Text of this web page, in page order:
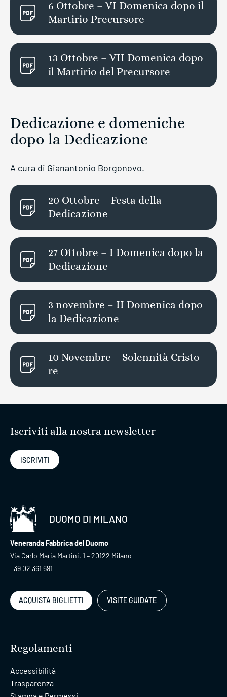
6 Ottobre – VI Domenica dopo il
Martirio Precursore
13 Ottobre – VII Domenica dopo
il Martirio del Precursore
Dedicazione e domeniche
dopo la Dedicazione
A cura di Gianantonio Borgonovo.
20 Ottobre – Festa della
Dedicazione
27 Ottobre – I Domenica dopo la
Dedicazione
3 novembre – II Domenica dopo
la Dedicazione
10 Novembre – Solennità Cristo
re
Iscriviti alla nostra newsletter
ISCRIVITI
DUOMO DI MILANO
Veneranda Fabbrica del Duomo
Via Carlo Maria Martini, 1 – 20122 Milano
+39 02 361 691
ACQUISTA BIGLIETTI VISITE GUIDATE
Regolamenti
Accessibilità
Trasparenza